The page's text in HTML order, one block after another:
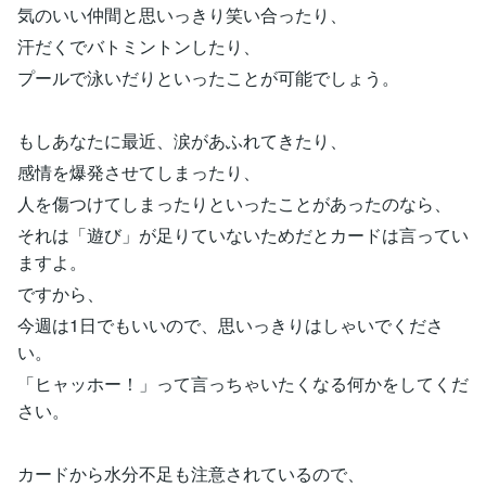
気のいい仲間と思いっきり笑い合ったり、
汗だくでバトミントンしたり、
プールで泳いだりといったことが可能でしょう。
もしあなたに最近、涙があふれてきたり、
感情を爆発させてしまったり、
人を傷つけてしまったりといったことがあったのなら、
それは「遊び」が足りていないためだとカードは言ってい
ますよ。
ですから、
今週は1日でもいいので、思いっきりはしゃいでくださ
い。
「ヒャッホー！」って言っちゃいたくなる何かをしてくだ
さい。
カードから水分不足も注意されているので、